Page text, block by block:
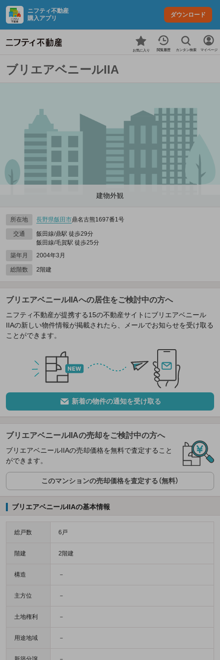
ニフティ不動産
購入アプリ
ダウンロード
お気に入り 閲覧履歴 カンタン検索 マイページ
ブリエアベニールIIA
建物外観
所在地 長野県飯田市鼎名古熊1697番1号
交通
飯田線/鼎駅 徒歩29分
飯田線/毛賀駅 徒歩25分
築年月
2004年3月
総階数 2階建
ブリエアベニールIIAへの居住をご検討中の方へ
ニフティ不動産が提携する15の不動産サイトにブリエアベニール
IIAの新しい物件情報が掲載されたら、メールでお知らせを受け取る
ことができます。
新着の物件の通知を受け取る
ブリエアベニールIIAの売却をご検討中の方へ
ブリエアベニールIIAの売却価格を無料で査定すること
ができます。
このマンションの売却価格を査定する（無料）
ブリエアベニールIIAの基本情報
総戸数 6戸
階建 2階建
構造 －
主方位 －
土地権利 －
用途地域 －